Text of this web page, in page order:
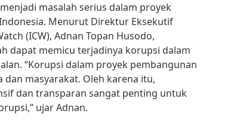
masalah serius dalam proyek
Menurut Direktur Eksekutif
(ICW), Adnan Topan Husodo,
dapat memicu terjadinya korupsi dalam
“Korupsi dalam proyek pembangunan
masyarakat. Oleh karena itu,
dan transparan sangat penting untuk
ujar Adnan.